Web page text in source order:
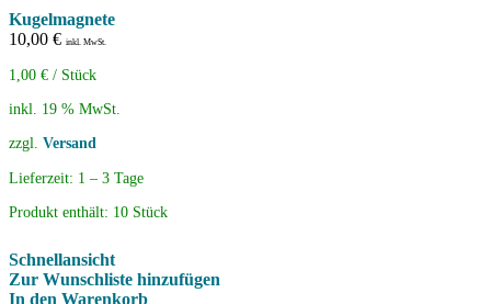
Kugelmagnete
10,00 € inkl. MwSt.
1,00 € / Stück
inkl. 19 % MwSt.
zzgl. Versand
Lieferzeit: 1 – 3 Tage
Produkt enthält: 10 Stück
Schnellansicht
Zur Wunschliste hinzufügen
In den Warenkorb